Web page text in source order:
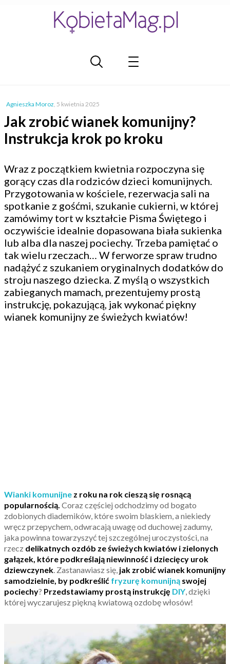
Agnieszka Moroz, 5 kwietnia 2025
Jak zrobić wianek komunijny?
Instrukcja krok po kroku
Wraz z początkiem kwietnia rozpoczyna się
gorący czas dla rodziców dzieci komunijnych.
Przygotowania w kościele, rezerwacja sali na
spotkanie z gośćmi, szukanie cukierni, w której
zamówimy tort w kształcie Pisma Świętego i
oczywiście idealnie dopasowana biała sukienka
lub alba dla naszej pociechy. Trzeba pamiętać o
tak wielu rzeczach… W ferworze spraw trudno
nadążyć z szukaniem oryginalnych dodatków do
stroju naszego dziecka. Z myślą o wszystkich
zabieganych mamach, prezentujemy prostą
instrukcję, pokazującą, jak wykonać piękny
wianek komunijny ze świeżych kwiatów!
Wianki komunijne z roku na rok cieszą się rosnącą
popularnością. Coraz częściej odchodzimy od bogato
zdobionych diademików, które swoim blaskiem, a niekiedy
wręcz przepychem, odwracają uwagę od duchowej zadumy,
jaka powinna towarzyszyć tej szczególnej uroczystości, na
rzecz delikatnych ozdób ze świeżych kwiatów i zielonych
gałązek, które podkreślają niewinność i dziecięcy urok
dziewczynek. Zastanawiasz się, jak zrobić wianek komunijny
samodzielnie, by podkreślić fryzurę komunijną swojej
pociechy? Przedstawiamy prostą instrukcję DIY, dzięki
której wyczarujesz piękną kwiatową ozdobę włosów!